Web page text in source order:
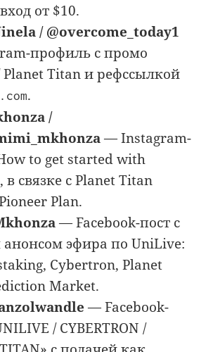
от $10.
/ @overcome_today1
профиль с промо
Titan и рефссылкой
.
/
— Instagram-
to get started with
в связке с Planet Titan
Plan.
— Facebook-пост с
эфира по UniLive:
Cybertron, Planet
Market.
— Facebook-
/ CYBERTRON /